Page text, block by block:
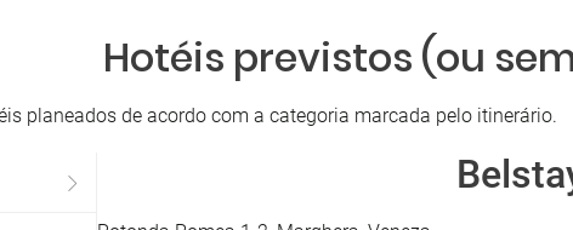
Hotéis previstos (ou
planeados de acordo com a categoria marcada pelo itinerário.